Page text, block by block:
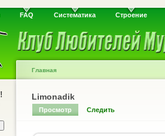
FAQ Систематика Строение
Главная
Limonadik
Просмотр Следить